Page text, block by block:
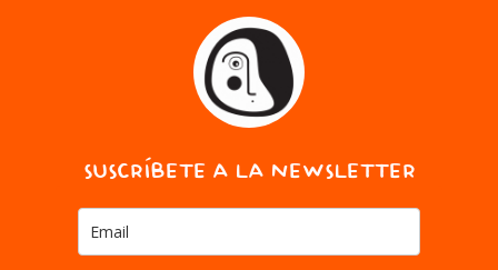
SUSCRÍBETE A LA NEWSLETTER